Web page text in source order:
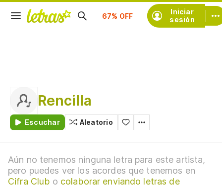
Iniciar
sesión
Suscríbete
Rencilla
Escuchar Aleatorio
Aún no tenemos ninguna letra para este artista,
pero puedes ver los acordes que tenemos en
Cifra Club o colaborar enviando letras de